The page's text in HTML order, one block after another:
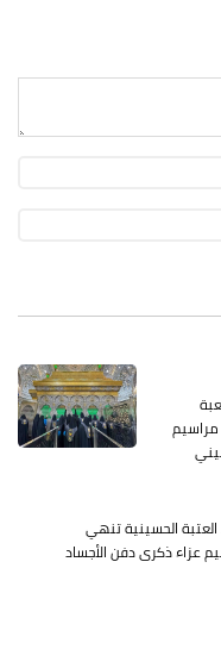
شعبة
مراسيم
متطوع... العتبة الحسينية تنهي
عزاء ذكرى دفن الأجساد